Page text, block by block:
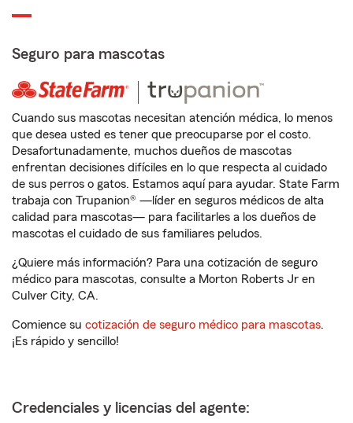
Seguro para mascotas
Cuando sus mascotas necesitan atención médica, lo menos
que desea usted es tener que preocuparse por el costo.
Desafortunadamente, muchos dueños de mascotas
enfrentan decisiones difíciles en lo que respecta al cuidado
de sus perros o gatos. Estamos aquí para ayudar. State Farm
trabaja con Trupanion® —líder en seguros médicos de alta
calidad para mascotas— para facilitarles a los dueños de
mascotas el cuidado de sus familiares peludos.
¿Quiere más información? Para una cotización de seguro
médico para mascotas, consulte a Morton Roberts Jr en
Culver City, CA.
Comience su cotización de seguro médico para mascotas.
¡Es rápido y sencillo!
Credenciales y licencias del agente: